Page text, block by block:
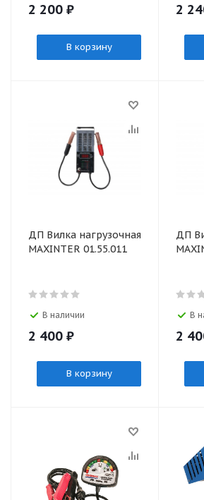
2 200 ₽
В корзину
2
ДП Вилка нагрузочная
MAXINTER 01.55.011
В наличии
2 400 ₽
В корзину
ДП
В
2